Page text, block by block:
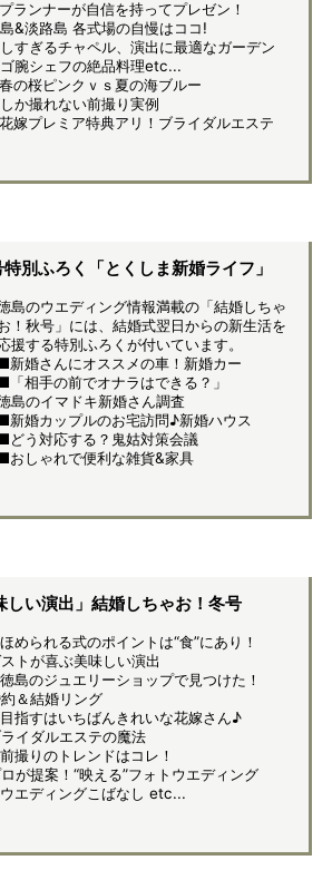
ランナーが自信を持ってプレゼン！
&淡路島 各式場の自慢はココ!
すぎるチャペル、演出に最適なガーデン
腕シェフの絶品料理etc...
の桜ピンクｖｓ夏の海ブルー
か撮れない前撮り実例
嫁プレミア特典アリ！ブライダルエステ
別ふろく「とくしま新婚ライフ」
島のウエディング情報満載の「結婚しちゃ
！秋号」には、結婚式翌日からの新生活を
援する特別ふろくが付いています。
新婚さんにオススメの車！新婚カー
「相手の前でオナラはできる？」
島のイマドキ新婚さん調査
新婚カップルのお宅訪問♪新婚ハウス
どう対応する？鬼姑対策会議
おしゃれで便利な雑貨&家具
しい演出」結婚しちゃお！冬号
められる式のポイントは“食”にあり！
トが喜ぶ美味しい演出
島のジュエリーショップで見つけた！
＆結婚リング
指すはいちばんきれいな花嫁さん♪
イダルエステの魔法
撮りのトレンドはコレ！
が提案！“映える”フォトウエディング
エディングこばなし etc...